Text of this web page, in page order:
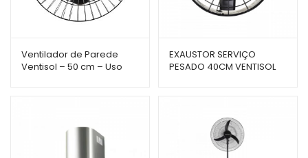
Ventilador de Parede
Ventisol – 50 cm – Uso
EXAUSTOR SERVIÇO
PESADO 40CM VENTISOL